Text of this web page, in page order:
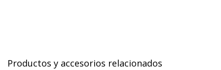
Productos y accesorios relacionados